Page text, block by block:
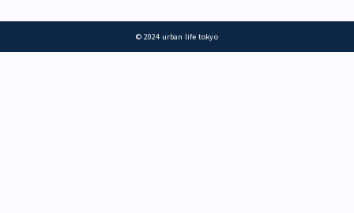
© 2024 urban life tokyo